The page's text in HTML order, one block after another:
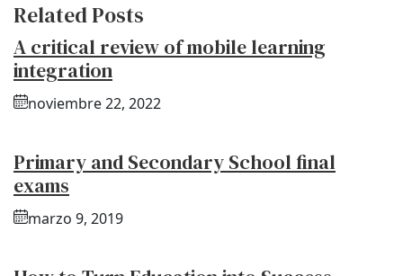
Related Posts
A critical review of mobile learning
integration
noviembre 22, 2022
Primary and Secondary School final
exams
marzo 9, 2019